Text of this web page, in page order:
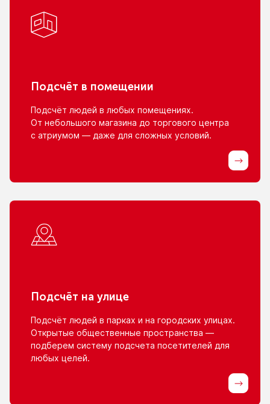
Подсчёт в помещении
Подсчёт людей в любых помещениях.
От небольшого магазина до торгового центра
с атриумом — даже для сложных условий.
Подсчёт на улице
Подсчёт людей в парках и на городских улицах.
Открытые общественные пространства —
подберем систему подсчета посетителей для
любых целей.